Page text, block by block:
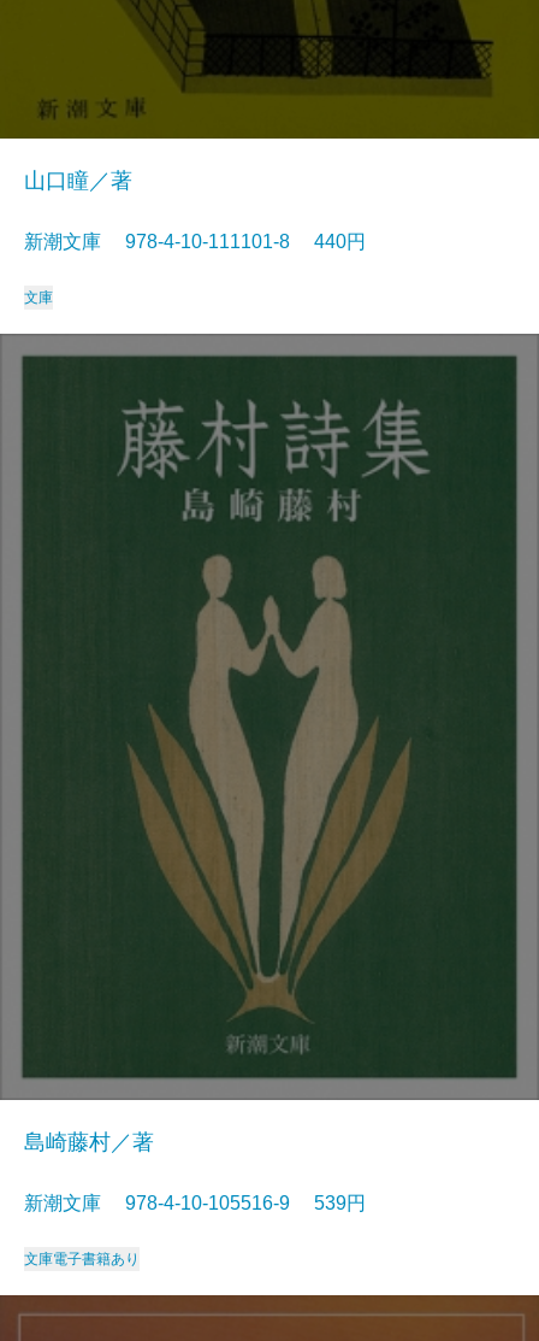
山口瞳／著
新潮文庫 978-4-10-111101-8 440円
文庫
島崎藤村／著
新潮文庫 978-4-10-105516-9 539円
文庫電子書籍あり